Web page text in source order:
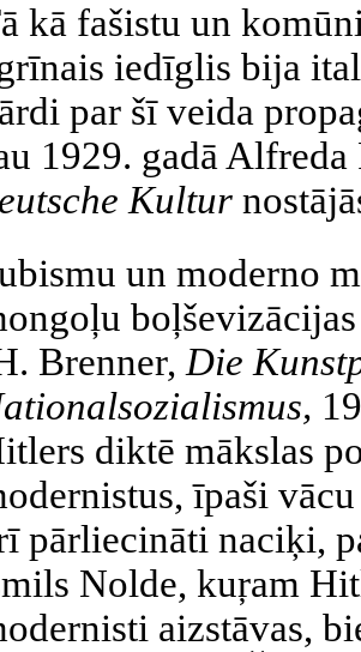
kā fašistu un
iedīglis bija
par šī veida
1929. gadā
Kultur
un moderno
Brenner, Die
diktē mākslas
īpaši
pārliecināti naciķi,
Nolde, kuŗam
aizstāvas,